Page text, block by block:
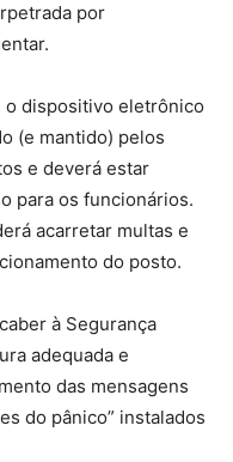
por
o dispositivo eletrônico
(e mantido) pelos
e deverá estar
para os funcionários.
acarretar multas e
do posto.
à Segurança
adequada e
das mensagens
do pânico” instalados